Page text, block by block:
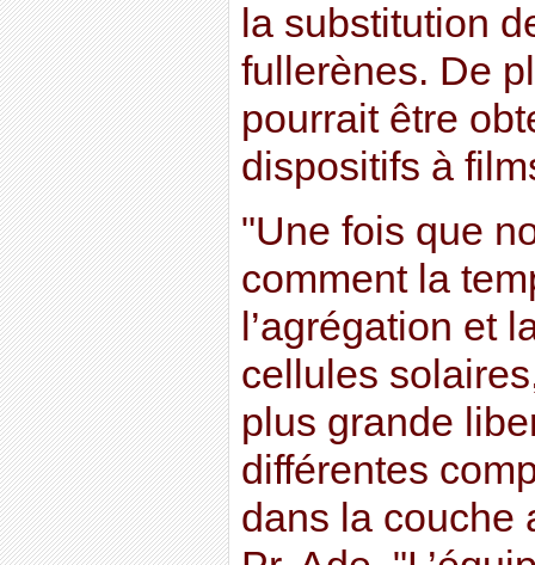
la substitution
fullerènes. De
pourrait être
dispositifs à
"Une fois que
comment la
l’agrégation et
cellules
plus grande
différentes
dans la couche